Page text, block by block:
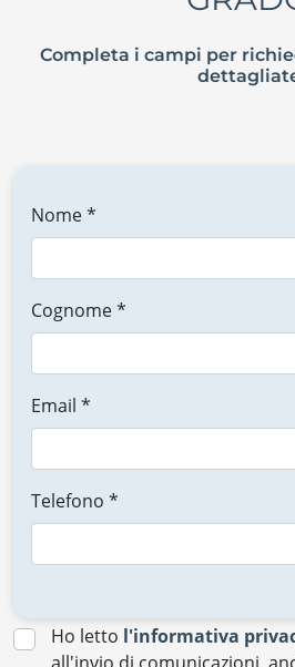
Completa i campi per
Nome *
Cognome *
Email *
Telefono *
Ho letto l'informativa